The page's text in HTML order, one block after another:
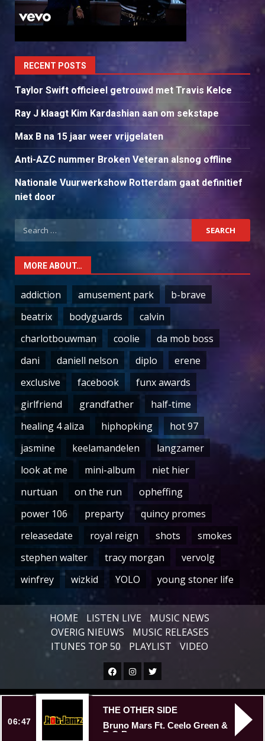
RECENT POSTS
Taylor Swift officieel getrouwd met Travis Kelce
Ray J klaagt Kim Kardashian aan om sekstape
Max B na 15 jaar weer vrijgelaten
Anti-AZC nummer Broken Veteran alsnog offline
Nationale Vuurwerkshow Rotterdam gaat definitief
niet door
Search
for:
MORE ABOUT…
addiction amusement park
b-brave
beatrix
bodyguards
calvin
charlotbouwman
coolie
da mob boss
dani
daniell nelson diplo
erene
exclusive
facebook
funx awards
girlfriend
grandfather
half-time
healing 4 aliza
hiphopking
hot 97
jasmine
keelamandelen
langzamer
look at me
mini-album
niet hier
nurtuan
on the run
opheffing
power 106
preparty
quincy promes
releasedate
royal reign shots
smokes
stephen walter
tracy morgan
vervolg
winfrey
wizkid YOLO young stoner life
HOME LISTEN LIVE
MUSIC NEWS
OVERIG NIEUWS
MUSIC RELEASES
ITUNES TOP 50
PLAYLIST VIDEO
Facebook
Instagram
Twitter
Copyright © All rights reserved.
06:47
THE OTHER SIDE
Bruno Mars Ft. Ceelo Green &
B.O.B